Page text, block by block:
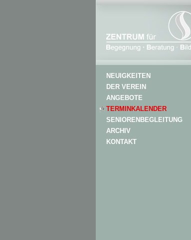
NEUIGKEITEN
DER VEREIN
ANGEBOTE
TERMINKALENDER
SENIORENBEGLEITUNG
ARCHIV
KONTAKT